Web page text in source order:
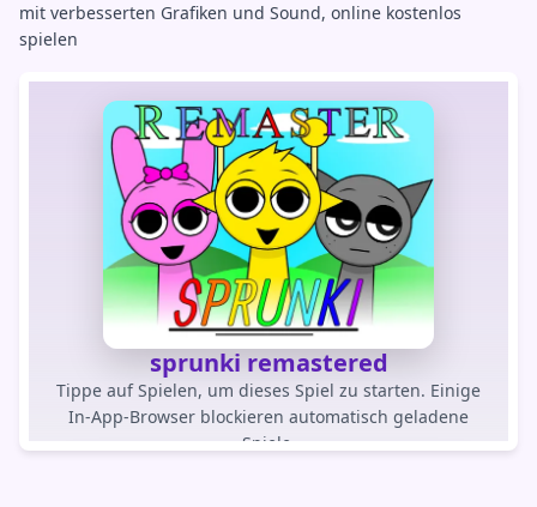
mit verbesserten Grafiken und Sound, online kostenlos
spielen
sprunki remastered
Tippe auf Spielen, um dieses Spiel zu starten. Einige
In-App-Browser blockieren automatisch geladene
Spiele.